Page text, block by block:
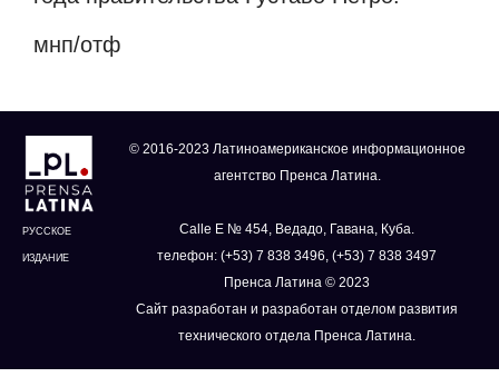
мнп/отф
РУССКОЕ
ИЗДАНИЕ
© 2016-2023 Латиноамериканское информационное
агентство Пренса Латина.
Calle E № 454, Ведадо, Гавана, Куба.
телефон: (+53) 7 838 3496, (+53) 7 838 3497
Пренса Латина © 2023
Сайт разработан и разработан отделом развития
технического отдела Пренса Латина.